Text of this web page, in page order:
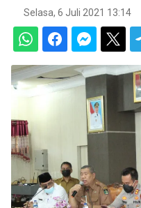
Selasa, 6 Juli 2021 13:14